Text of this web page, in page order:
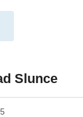
Slunce